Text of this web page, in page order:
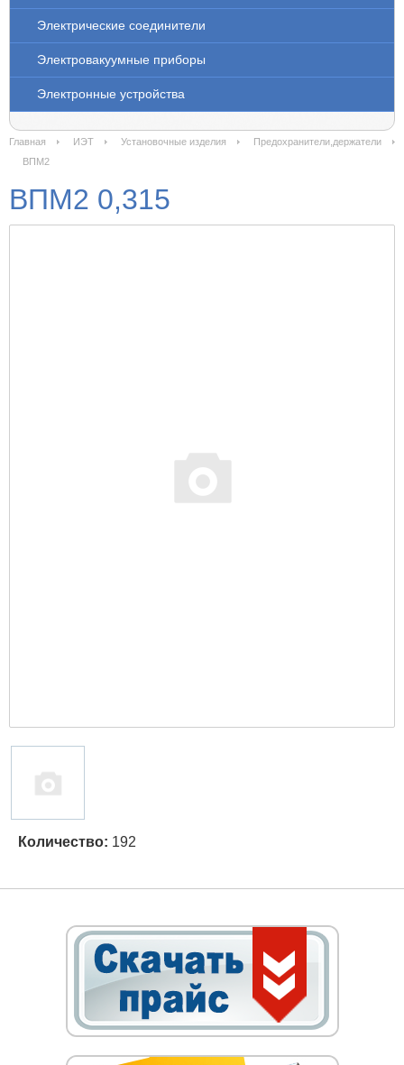
Электрические соединители
Электровакуумные приборы
Электронные устройства
Главная ИЭТ Установочные изделия
Предохранители,держатели
ВПМ2
ВПМ2 0,315
Количество: 192